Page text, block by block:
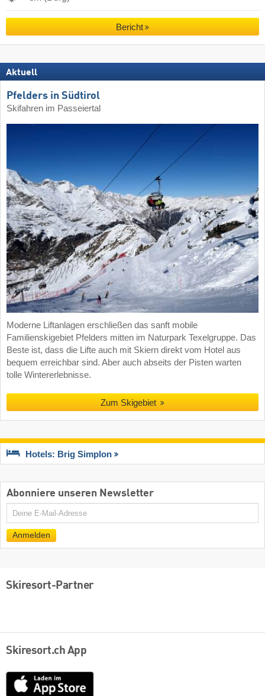
Bericht
Aktuell
Pfelders in Südtirol
Skifahren im Passeiertal
Moderne Liftanlagen erschließen das sanft mobile
Familienskigebiet Pfelders mitten im Naturpark Texelgruppe. Das
Beste ist, dass die Lifte auch mit Skiern direkt vom Hotel aus
bequem erreichbar sind. Aber auch abseits der Pisten warten
tolle Wintererlebnisse.
Zum Skigebiet
Hotels: Brig Simplon
Abonniere unseren Newsletter
E-
Anmelden
Skiresort-Partner
Skiresort.ch App
App
Store